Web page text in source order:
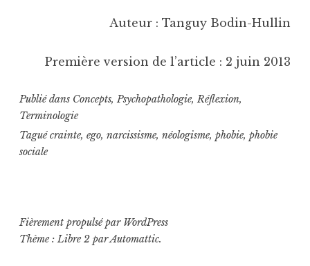
Auteur : Tanguy Bodin-Hullin
Première version de l’article : 2 juin 2013
Publié dans Concepts, Psychopathologie, Réflexion,
Terminologie
Taguécrainte, ego, narcissisme, néologisme, phobie, phobie
sociale
Fièrement propulsé par WordPress
Thème : Libre 2 parAutomattic.